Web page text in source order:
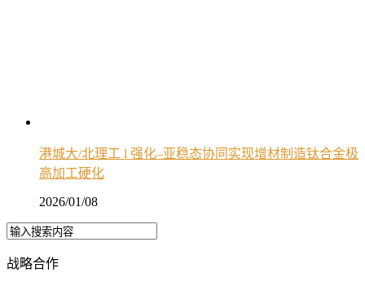
港城大/北理工 l 强化–亚稳态协同实现增材制造钛合金极
高加工硬化
2026/01/08
战略合作